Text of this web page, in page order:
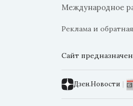
Международное
Реклама и
Сайт
Дзен.Новости |